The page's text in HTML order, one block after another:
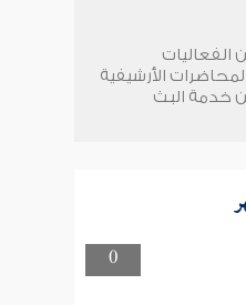
الفعاليات
الأرشيفية
خدمة البث
0